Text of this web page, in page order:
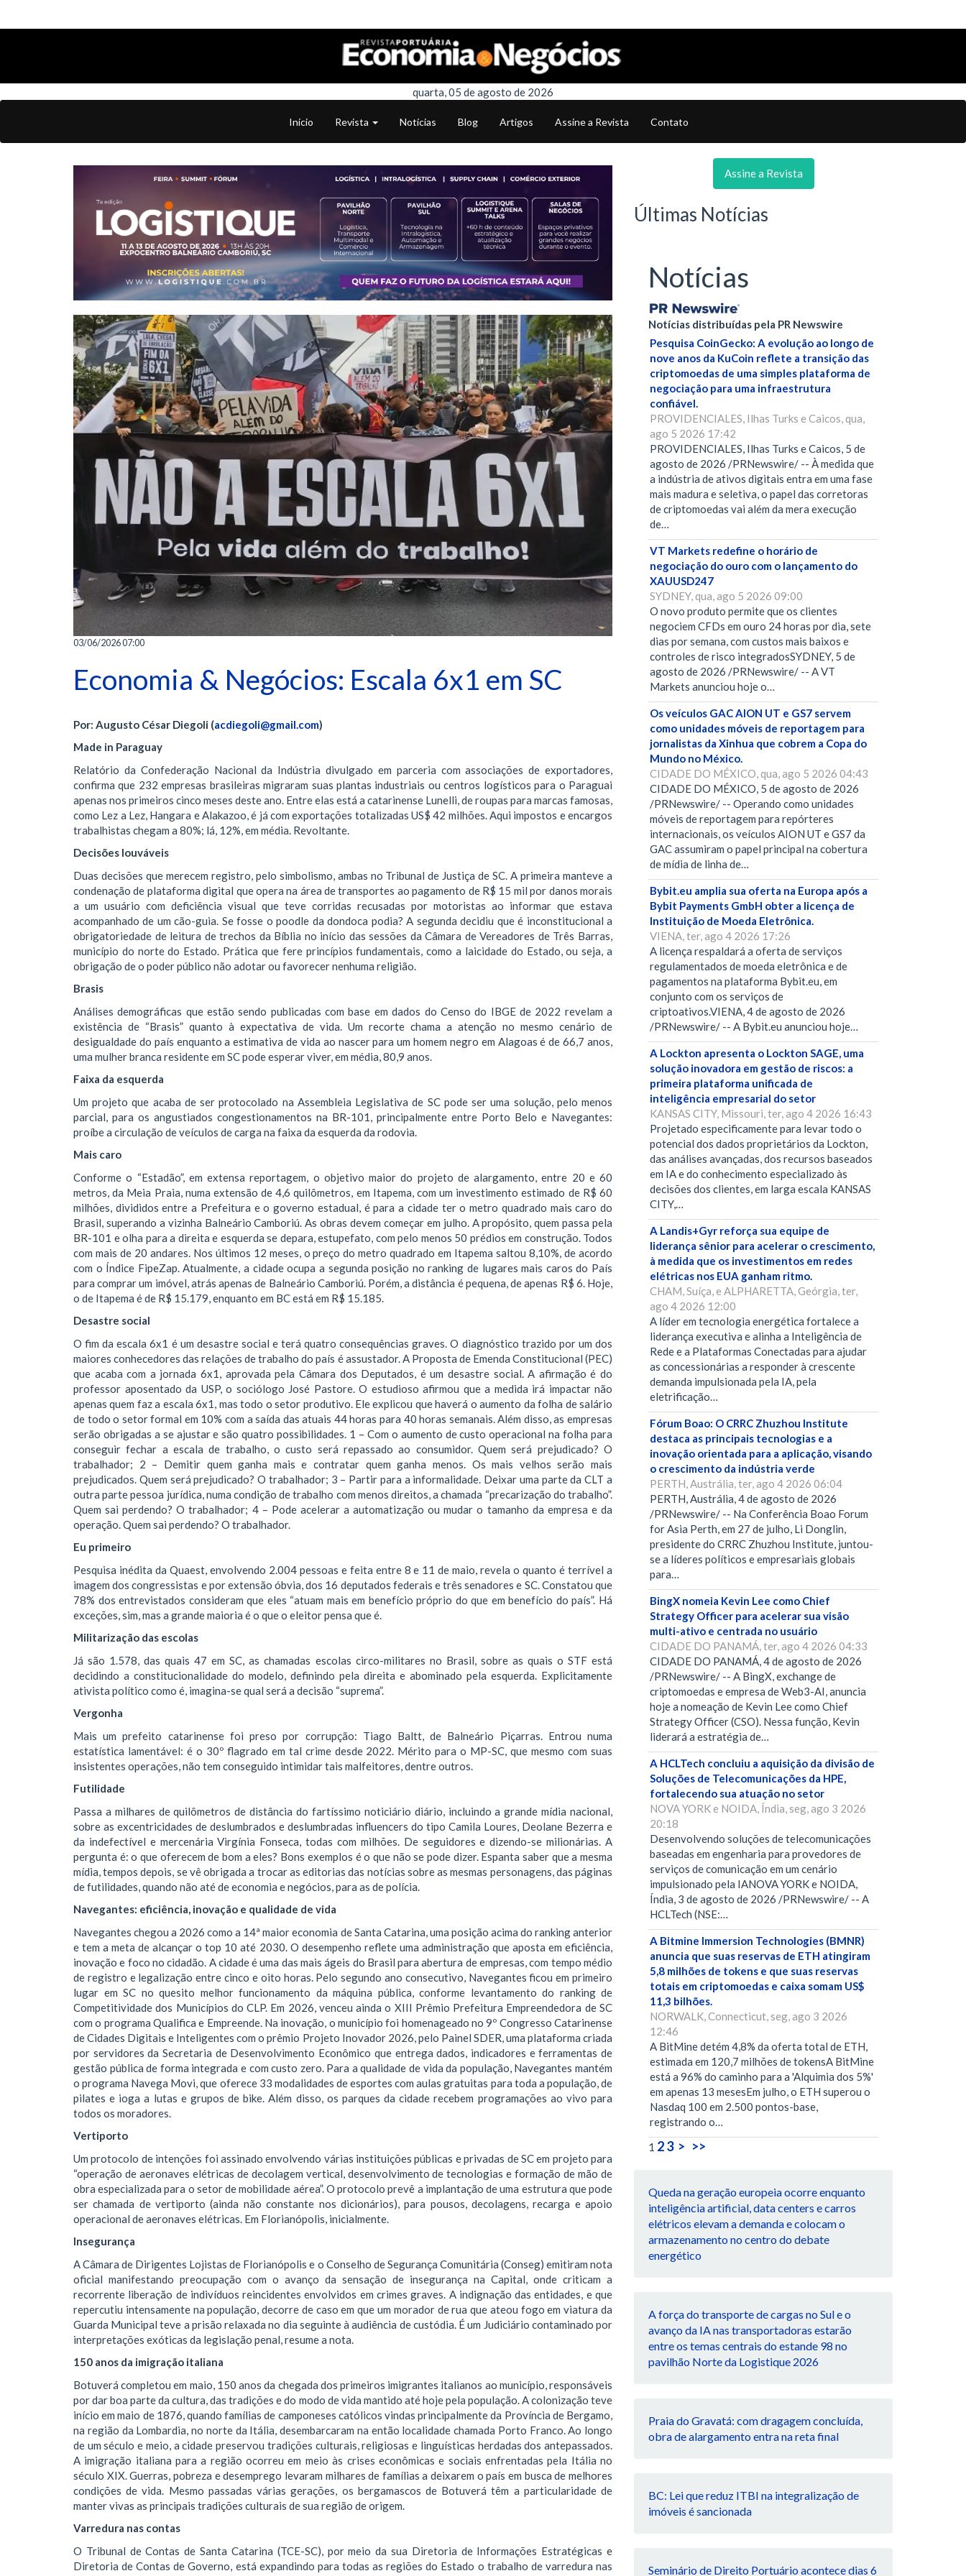
quarta, 05 de agosto de 2026
Início Revista Notícias Blog Artigos Assine a Revista Contato
03/06/2026 07:00
Economia & Negócios: Escala 6x1 em SC
Por: Augusto César Diegoli (acdiegoli@gmail.com)
Made in Paraguay
Relatório da Confederação Nacional da Indústria divulgado em parceria com associações de exportadores,
confirma que 232 empresas brasileiras migraram suas plantas industriais ou centros logísticos para o Paraguai
apenas nos primeiros cinco meses deste ano. Entre elas está a catarinense Lunelli, de roupas para marcas famosas,
como Lez a Lez, Hangara e Alakazoo, é já com exportações totalizadas US$ 42 milhões. Aqui impostos e encargos
trabalhistas chegam a 80%; lá, 12%, em média. Revoltante.
Decisões louváveis
Duas decisões que merecem registro, pelo simbolismo, ambas no Tribunal de Justiça de SC. A primeira manteve a
condenação de plataforma digital que opera na área de transportes ao pagamento de R$ 15 mil por danos morais
a um usuário com deficiência visual que teve corridas recusadas por motoristas ao informar que estava
acompanhado de um cão-guia. Se fosse o poodle da dondoca podia? A segunda decidiu que é inconstitucional a
obrigatoriedade de leitura de trechos da Bíblia no início das sessões da Câmara de Vereadores de Três Barras,
município do norte do Estado. Prática que fere princípios fundamentais, como a laicidade do Estado, ou seja, a
obrigação de o poder público não adotar ou favorecer nenhuma religião.
Brasis
Análises demográficas que estão sendo publicadas com base em dados do Censo do IBGE de 2022 revelam a
existência de “Brasis” quanto à expectativa de vida. Um recorte chama a atenção no mesmo cenário de
desigualdade do país enquanto a estimativa de vida ao nascer para um homem negro em Alagoas é de 66,7 anos,
uma mulher branca residente em SC pode esperar viver, em média, 80,9 anos.
Faixa da esquerda
Um projeto que acaba de ser protocolado na Assembleia Legislativa de SC pode ser uma solução, pelo menos
parcial, para os angustiados congestionamentos na BR-101, principalmente entre Porto Belo e Navegantes:
proíbe a circulação de veículos de carga na faixa da esquerda da rodovia.
Mais caro
Conforme o “Estadão”, em extensa reportagem, o objetivo maior do projeto de alargamento, entre 20 e 60
metros, da Meia Praia, numa extensão de 4,6 quilômetros, em Itapema, com um investimento estimado de R$ 60
milhões, divididos entre a Prefeitura e o governo estadual, é para a cidade ter o metro quadrado mais caro do
Brasil, superando a vizinha Balneário Camboriú. As obras devem começar em julho. A propósito, quem passa pela
BR-101 e olha para a direita e esquerda se depara, estupefato, com pelo menos 50 prédios em construção. Todos
com mais de 20 andares. Nos últimos 12 meses, o preço do metro quadrado em Itapema saltou 8,10%, de acordo
com o Índice FipeZap. Atualmente, a cidade ocupa a segunda posição no ranking de lugares mais caros do País
para comprar um imóvel, atrás apenas de Balneário Camboriú. Porém, a distância é pequena, de apenas R$ 6. Hoje,
o de Itapema é de R$ 15.179, enquanto em BC está em R$ 15.185.
Desastre social
O fim da escala 6x1 é um desastre social e terá quatro consequências graves. O diagnóstico trazido por um dos
maiores conhecedores das relações de trabalho do país é assustador. A Proposta de Emenda Constitucional (PEC)
que acaba com a jornada 6x1, aprovada pela Câmara dos Deputados, é um desastre social. A afirmação é do
professor aposentado da USP, o sociólogo José Pastore. O estudioso afirmou que a medida irá impactar não
apenas quem faz a escala 6x1, mas todo o setor produtivo. Ele explicou que haverá o aumento da folha de salário
de todo o setor formal em 10% com a saída das atuais 44 horas para 40 horas semanais. Além disso, as empresas
serão obrigadas a se ajustar e são quatro possibilidades. 1 – Com o aumento de custo operacional na folha para
conseguir fechar a escala de trabalho, o custo será repassado ao consumidor. Quem será prejudicado? O
trabalhador; 2 – Demitir quem ganha mais e contratar quem ganha menos. Os mais velhos serão mais
prejudicados. Quem será prejudicado? O trabalhador; 3 – Partir para a informalidade. Deixar uma parte da CLT a
outra parte pessoa jurídica, numa condição de trabalho com menos direitos, a chamada “precarização do trabalho”.
Quem sai perdendo? O trabalhador; 4 – Pode acelerar a automatização ou mudar o tamanho da empresa e da
operação. Quem sai perdendo? O trabalhador.
Eu primeiro
Pesquisa inédita da Quaest, envolvendo 2.004 pessoas e feita entre 8 e 11 de maio, revela o quanto é terrível a
imagem dos congressistas e por extensão óbvia, dos 16 deputados federais e três senadores e SC. Constatou que
78% dos entrevistados consideram que eles “atuam mais em benefício próprio do que em benefício do país”. Há
exceções, sim, mas a grande maioria é o que o eleitor pensa que é.
Militarização das escolas
Já são 1.578, das quais 47 em SC, as chamadas escolas circo-militares no Brasil, sobre as quais o STF está
decidindo a constitucionalidade do modelo, definindo pela direita e abominado pela esquerda. Explicitamente
ativista político como é, imagina-se qual será a decisão “suprema”.
Vergonha
Mais um prefeito catarinense foi preso por corrupção: Tiago Baltt, de Balneário Piçarras. Entrou numa
estatística lamentável: é o 30º flagrado em tal crime desde 2022. Mérito para o MP-SC, que mesmo com suas
insistentes operações, não tem conseguido intimidar tais malfeitores, dentre outros.
Futilidade
Passa a milhares de quilômetros de distância do fartíssimo noticiário diário, incluindo a grande mídia nacional,
sobre as excentricidades de deslumbrados e deslumbradas influencers do tipo Camila Loures, Deolane Bezerra e
da indefectível e mercenária Virgínia Fonseca, todas com milhões. De seguidores e dizendo-se milionárias. A
pergunta é: o que oferecem de bom a eles? Bons exemplos é o que não se pode dizer. Espanta saber que a mesma
mídia, tempos depois, se vê obrigada a trocar as editorias das notícias sobre as mesmas personagens, das páginas
de futilidades, quando não até de economia e negócios, para as de polícia.
Navegantes: eficiência, inovação e qualidade de vida
Navegantes chegou a 2026 como a 14ª maior economia de Santa Catarina, uma posição acima do ranking anterior
e tem a meta de alcançar o top 10 até 2030. O desempenho reflete uma administração que aposta em eficiência,
inovação e foco no cidadão. A cidade é uma das mais ágeis do Brasil para abertura de empresas, com tempo médio
de registro e legalização entre cinco e oito horas. Pelo segundo ano consecutivo, Navegantes ficou em primeiro
lugar em SC no quesito melhor funcionamento da máquina pública, conforme levantamento do ranking de
Competitividade dos Municípios do CLP. Em 2026, venceu ainda o XIII Prêmio Prefeitura Empreendedora de SC
com o programa Qualifica e Empreende. Na inovação, o município foi homenageado no 9º Congresso Catarinense
de Cidades Digitais e Inteligentes com o prêmio Projeto Inovador 2026, pelo Painel SDER, uma plataforma criada
por servidores da Secretaria de Desenvolvimento Econômico que entrega dados, indicadores e ferramentas de
gestão pública de forma integrada e com custo zero. Para a qualidade de vida da população, Navegantes mantém
o programa Navega Movi, que oferece 33 modalidades de esportes com aulas gratuitas para toda a população, de
pilates e ioga a lutas e grupos de bike. Além disso, os parques da cidade recebem programações ao vivo para
todos os moradores.
Vertiporto
Um protocolo de intenções foi assinado envolvendo várias instituições públicas e privadas de SC em projeto para
“operação de aeronaves elétricas de decolagem vertical, desenvolvimento de tecnologias e formação de mão de
obra especializada para o setor de mobilidade aérea”. O protocolo prevê a implantação de uma estrutura que pode
ser chamada de vertiporto (ainda não constante nos dicionários), para pousos, decolagens, recarga e apoio
operacional de aeronaves elétricas. Em Florianópolis, inicialmente.
Insegurança
A Câmara de Dirigentes Lojistas de Florianópolis e o Conselho de Segurança Comunitária (Conseg) emitiram nota
oficial manifestando preocupação com o avanço da sensação de insegurança na Capital, onde criticam a
recorrente liberação de indivíduos reincidentes envolvidos em crimes graves. A indignação das entidades, e que
repercutiu intensamente na população, decorre de caso em que um morador de rua que ateou fogo em viatura da
Guarda Municipal teve a prisão relaxada no dia seguinte à audiência de custódia. É um Judiciário contaminado por
interpretações exóticas da legislação penal, resume a nota.
150 anos da imigração italiana
Botuverá completou em maio, 150 anos da chegada dos primeiros imigrantes italianos ao município, responsáveis
por dar boa parte da cultura, das tradições e do modo de vida mantido até hoje pela população. A colonização teve
início em maio de 1876, quando famílias de camponeses católicos vindas principalmente da Província de Bergamo,
na região da Lombardia, no norte da Itália, desembarcaram na então localidade chamada Porto Franco. Ao longo
de um século e meio, a cidade preservou tradições culturais, religiosas e linguísticas herdadas dos antepassados.
A imigração italiana para a região ocorreu em meio às crises econômicas e sociais enfrentadas pela Itália no
século XIX. Guerras, pobreza e desemprego levaram milhares de famílias a deixarem o país em busca de melhores
condições de vida. Mesmo passadas várias gerações, os bergamascos de Botuverá têm a particularidade de
manter vivas as principais tradições culturais de sua região de origem.
Varredura nas contas
O Tribunal de Contas de Santa Catarina (TCE-SC), por meio da sua Diretoria de Informações Estratégicas e
Diretoria de Contas de Governo, está expandindo para todas as regiões do Estado o trabalho de varredura nas
Assine a Revista
Últimas Notícias
Notícias
Notícias distribuídas pela PR Newswire
Pesquisa CoinGecko: A evolução ao longo de
nove anos da KuCoin reflete a transição das
criptomoedas de uma simples plataforma de
negociação para uma infraestrutura
confiável.
PROVIDENCIALES, Ilhas Turks e Caicos, qua,
ago 5 2026 17:42
PROVIDENCIALES, Ilhas Turks e Caicos, 5 de
agosto de 2026 /PRNewswire/ -- À medida que
a indústria de ativos digitais entra em uma fase
mais madura e seletiva, o papel das corretoras
de criptomoedas vai além da mera execução
de…
VT Markets redefine o horário de
negociação do ouro com o lançamento do
XAUUSD247
SYDNEY, qua, ago 5 2026 09:00
O novo produto permite que os clientes
negociem CFDs em ouro 24 horas por dia, sete
dias por semana, com custos mais baixos e
controles de risco integradosSYDNEY, 5 de
agosto de 2026 /PRNewswire/ -- A VT
Markets anunciou hoje o…
Os veículos GAC AION UT e GS7 servem
como unidades móveis de reportagem para
jornalistas da Xinhua que cobrem a Copa do
Mundo no México.
CIDADE DO MÉXICO, qua, ago 5 2026 04:43
CIDADE DO MÉXICO, 5 de agosto de 2026
/PRNewswire/ -- Operando como unidades
móveis de reportagem para repórteres
internacionais, os veículos AION UT e GS7 da
GAC assumiram o papel principal na cobertura
de mídia de linha de…
Bybit.eu amplia sua oferta na Europa após a
Bybit Payments GmbH obter a licença de
Instituição de Moeda Eletrônica.
VIENA, ter, ago 4 2026 17:26
A licença respaldará a oferta de serviços
regulamentados de moeda eletrônica e de
pagamentos na plataforma Bybit.eu, em
conjunto com os serviços de
criptoativos.VIENA, 4 de agosto de 2026
/PRNewswire/ -- A Bybit.eu anunciou hoje…
A Lockton apresenta o Lockton SAGE, uma
solução inovadora em gestão de riscos: a
primeira plataforma unificada de
inteligência empresarial do setor
KANSAS CITY, Missouri, ter, ago 4 2026 16:43
Projetado especificamente para levar todo o
potencial dos dados proprietários da Lockton,
das análises avançadas, dos recursos baseados
em IA e do conhecimento especializado às
decisões dos clientes, em larga escala KANSAS
CITY,…
A Landis+Gyr reforça sua equipe de
liderança sênior para acelerar o crescimento,
à medida que os investimentos em redes
elétricas nos EUA ganham ritmo.
CHAM, Suíça, e ALPHARETTA, Geórgia, ter,
ago 4 2026 12:00
A líder em tecnologia energética fortalece a
liderança executiva e alinha a Inteligência de
Rede e a Plataformas Conectadas para ajudar
as concessionárias a responder à crescente
demanda impulsionada pela IA, pela
eletrificação…
Fórum Boao: O CRRC Zhuzhou Institute
destaca as principais tecnologias e a
inovação orientada para a aplicação, visando
o crescimento da indústria verde
PERTH, Austrália, ter, ago 4 2026 06:04
PERTH, Austrália, 4 de agosto de 2026
/PRNewswire/ -- Na Conferência Boao Forum
for Asia Perth, em 27 de julho, Li Donglin,
presidente do CRRC Zhuzhou Institute, juntou-
se a líderes políticos e empresariais globais
para…
BingX nomeia Kevin Lee como Chief
Strategy Officer para acelerar sua visão
multi-ativo e centrada no usuário
CIDADE DO PANAMÁ, ter, ago 4 2026 04:33
CIDADE DO PANAMÁ, 4 de agosto de 2026
/PRNewswire/ -- A BingX, exchange de
criptomoedas e empresa de Web3-AI, anuncia
hoje a nomeação de Kevin Lee como Chief
Strategy Officer (CSO). Nessa função, Kevin
liderará a estratégia de…
A HCLTech concluiu a aquisição da divisão de
Soluções de Telecomunicações da HPE,
fortalecendo sua atuação no setor
NOVA YORK e NOIDA, Índia, seg, ago 3 2026
20:18
Desenvolvendo soluções de telecomunicações
baseadas em engenharia para provedores de
serviços de comunicação em um cenário
impulsionado pela IANOVA YORK e NOIDA,
Índia, 3 de agosto de 2026 /PRNewswire/ -- A
HCLTech (NSE:…
A Bitmine Immersion Technologies (BMNR)
anuncia que suas reservas de ETH atingiram
5,8 milhões de tokens e que suas reservas
totais em criptomoedas e caixa somam US$
11,3 bilhões.
NORWALK, Connecticut, seg, ago 3 2026
12:46
A BitMine detém 4,8% da oferta total de ETH,
estimada em 120,7 milhões de tokensA BitMine
está a 96% do caminho para a 'Alquimia dos 5%'
em apenas 13 mesesEm julho, o ETH superou o
Nasdaq 100 em 2.500 pontos-base,
registrando o…
1 23 > >>
Queda na geração europeia ocorre enquanto
inteligência artificial, data centers e carros
elétricos elevam a demanda e colocam o
armazenamento no centro do debate
energético
A força do transporte de cargas no Sul e o
avanço da IA nas transportadoras estarão
entre os temas centrais do estande 98 no
pavilhão Norte da Logistique 2026
Praia do Gravatá: com dragagem concluída,
obra de alargamento entra na reta final
BC: Lei que reduz ITBI na integralização de
imóveis é sancionada
Seminário de Direito Portuário acontece dias 6